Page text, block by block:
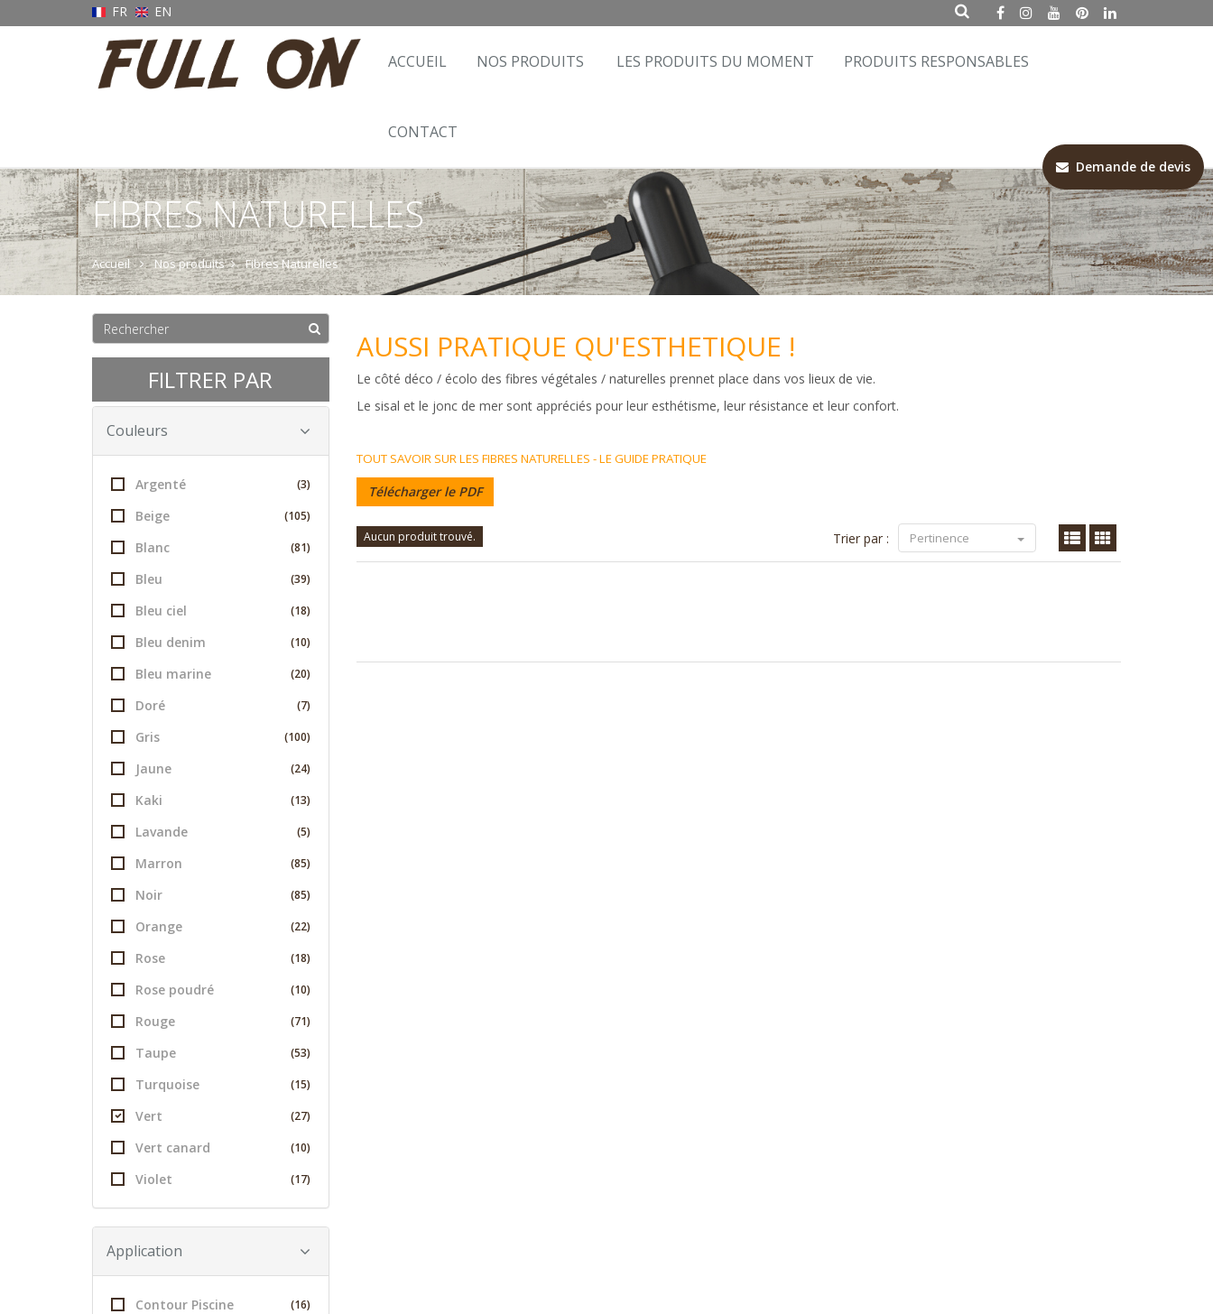
FR EN
ACCUEIL NOS PRODUITS LES PRODUITS DU MOMENT PRODUITS RESPONSABLES
CONTACT
FIBRES NATURELLES
Accueil Nos produits Fibres Naturelles
FILTRER PAR
Couleurs
Argenté (3)
Beige (105)
Blanc (81)
Bleu (39)
Bleu ciel (18)
Bleu denim (10)
Bleu marine (20)
Doré (7)
Gris (100)
Jaune (24)
Kaki (13)
Lavande (5)
Marron (85)
Noir (85)
Orange (22)
Rose (18)
Rose poudré (10)
Rouge (71)
Taupe (53)
Turquoise (15)
Vert (27)
Vert canard (10)
Violet (17)
Application
Contour Piscine (16)
AUSSI PRATIQUE QU'ESTHETIQUE !
Le côté déco / écolo des fibres végétales / naturelles prennet place dans vos lieux de vie.
Le sisal et le jonc de mer sont appréciés pour leur esthétisme, leur résistance et leur confort.
TOUT SAVOIR SUR LES FIBRES NATURELLES - LE GUIDE PRATIQUE
Télécharger le PDF
Aucun produit trouvé. Trier par : Pertinence
Demande de devis